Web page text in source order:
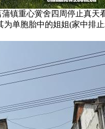
重心黉舍四周停止真天
胞胎中的姐姐(家中排